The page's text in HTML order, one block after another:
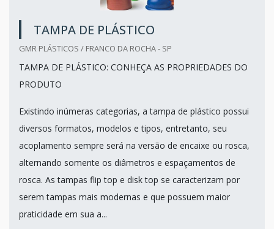
TAMPA DE PLÁSTICO
GMR PLÁSTICOS / FRANCO DA ROCHA - SP
TAMPA DE PLÁSTICO: CONHEÇA AS PROPRIEDADES DO
PRODUTO
Existindo inúmeras categorias, a tampa de plástico possui
diversos formatos, modelos e tipos, entretanto, seu
acoplamento sempre será na versão de encaixe ou rosca,
alternando somente os diâmetros e espaçamentos de
rosca. As tampas flip top e disk top se caracterizam por
serem tampas mais modernas e que possuem maior
praticidade em sua a...